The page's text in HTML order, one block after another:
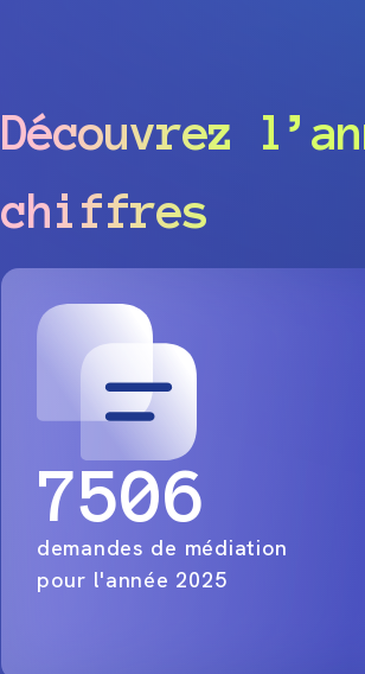
Découvrez
chiffres
7506
demandes de médiation
pour l'année 2025